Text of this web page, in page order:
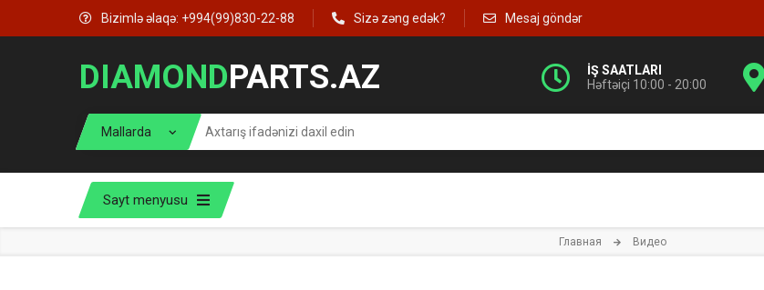
Bizimlə əlaqə: +994(99)830-22-88 Sizə zəng edək? Mesaj göndər
DIAMONDPARTS.AZ
İŞ SAATLARI
Həftəiçi 10:00 - 20:00
Sayt menyusu
Главная Видео